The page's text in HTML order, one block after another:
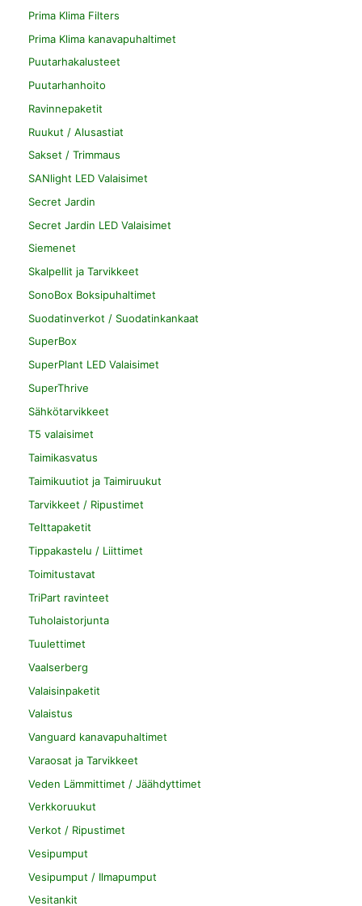
Prima Klima Filters
Prima Klima kanavapuhaltimet
Puutarhakalusteet
Puutarhanhoito
Ravinnepaketit
Ruukut / Alusastiat
Sakset / Trimmaus
SANlight LED Valaisimet
Secret Jardin
Secret Jardin LED Valaisimet
Siemenet
Skalpellit ja Tarvikkeet
SonoBox Boksipuhaltimet
Suodatinverkot / Suodatinkankaat
SuperBox
SuperPlant LED Valaisimet
SuperThrive
Sähkötarvikkeet
T5 valaisimet
Taimikasvatus
Taimikuutiot ja Taimiruukut
Tarvikkeet / Ripustimet
Telttapaketit
Tippakastelu / Liittimet
Toimitustavat
TriPart ravinteet
Tuholaistorjunta
Tuulettimet
Vaalserberg
Valaisinpaketit
Valaistus
Vanguard kanavapuhaltimet
Varaosat ja Tarvikkeet
Veden Lämmittimet / Jäähdyttimet
Verkkoruukut
Verkot / Ripustimet
Vesipumput
Vesipumput / Ilmapumput
Vesitankit